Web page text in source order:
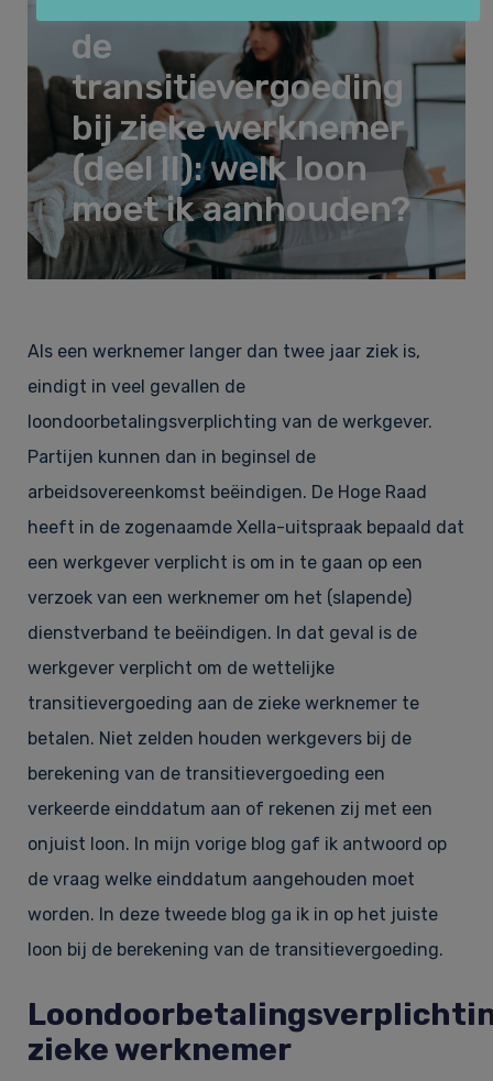
Huurrecht
Financieel recht & Insolventierecht
Bouwrecht & Vastgoed
Over Law&Pepper
Onze kernwaarden
Referenties
Tarieven
Nieuws
Vacatures
Contact
de
transitievergoeding
bij zieke werknemer
(deel II): welk loon
moet ik aanhouden?
Als een werknemer langer dan twee jaar ziek is,
eindigt in veel gevallen de
loondoorbetalingsverplichting van de werkgever.
Partijen kunnen dan in beginsel de
arbeidsovereenkomst beëindigen. De Hoge Raad
heeft in de zogenaamde Xella-uitspraak bepaald dat
een werkgever verplicht is om in te gaan op een
verzoek van een werknemer om het (slapende)
dienstverband te beëindigen. In dat geval is de
werkgever verplicht om de wettelijke
transitievergoeding aan de zieke werknemer te
betalen. Niet zelden houden werkgevers bij de
berekening van de transitievergoeding een
verkeerde einddatum aan of rekenen zij met een
onjuist loon. In mijn vorige blog gaf ik antwoord op
de vraag welke einddatum aangehouden moet
worden. In deze tweede blog ga ik in op het juiste
loon bij de berekening van de transitievergoeding.
zieke werknemer